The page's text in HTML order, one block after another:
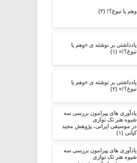
وهم یا نبوغ‌؟! (۲)
یادداشتی بر نوشته ی «وهم یا
نبوغ؟!» (۱)
یادداشتی بر نوشته ی «وهم یا
نبوغ؟!» (۲)
یادآوری های پیرامون بررسی سه
شیوه هنر تک نوازی
در موسیقی ایرانی، پژوهش مجید
کیانی (۱)
یادآوری های پیرامون بررسی سه
شیوه هنر تک نوازی